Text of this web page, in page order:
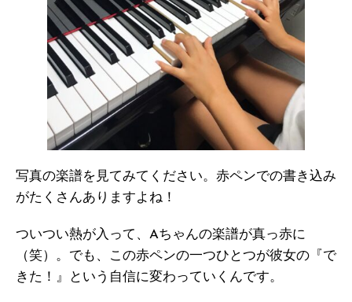
写真の楽譜を見てみてください。赤ペンでの書き込み
がたくさんありますよね！
ついつい熱が入って、Aちゃんの楽譜が真っ赤に
（笑）。でも、この赤ペンの一つひとつが彼女の『で
きた！』という自信に変わっていくんです。